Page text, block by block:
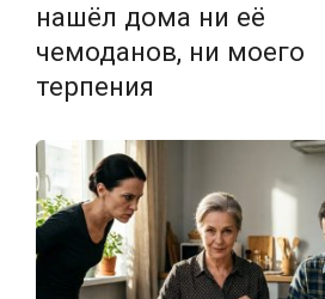
нашёл дома ни её
чемоданов, ни моего
терпения